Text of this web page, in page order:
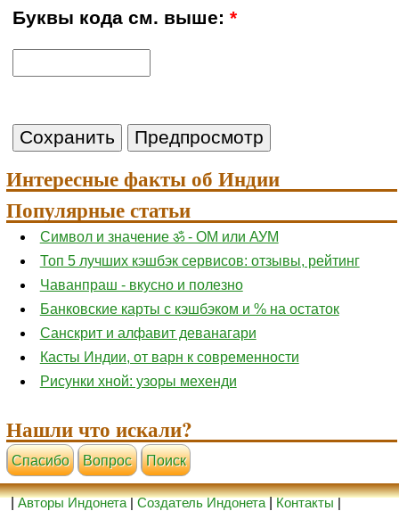
Буквы кода см. выше:*
Интересные факты об Индии
Популярные статьи
Символ и значение ॐ - ОМ или АУМ
Топ 5 лучших кэшбэк сервисов: отзывы, рейтинг
Чаванпраш - вкусно и полезно
Банковские карты с кэшбэком и % на остаток
Санскрит и алфавит деванагари
Касты Индии, от варн к современности
Рисунки хной: узоры мехенди
Нашли что искали?
Cпасибо Вопрос Поиск
|Авторы Индонета|Создатель Индонета|Контакты|